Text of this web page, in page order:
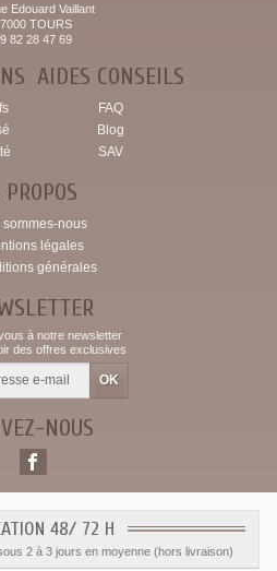
Edouard Vaillant
TOURS
82 28 47 69
AIDES CONSEILS
FAQ
Blog
SAV
sommes-nous
légales
générales
à notre newsletter
des offres exclusives
NOUS
48/ 72 H
2 à 3 jours en moyenne (hors livraison)